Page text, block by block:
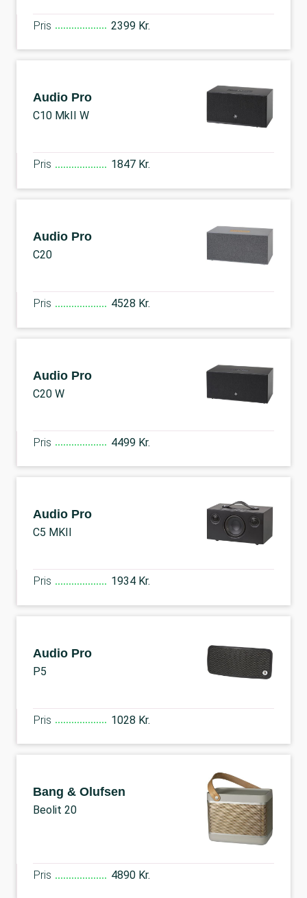
Pris 2399 Kr.
Audio Pro
C10 MkII W
Pris 1847 Kr.
Audio Pro
C20
Pris 4528 Kr.
Audio Pro
C20 W
Pris 4499 Kr.
Audio Pro
C5 MKII
Pris 1934 Kr.
Audio Pro
P5
Pris 1028 Kr.
Bang & Olufsen
Beolit 20
Pris 4890 Kr.